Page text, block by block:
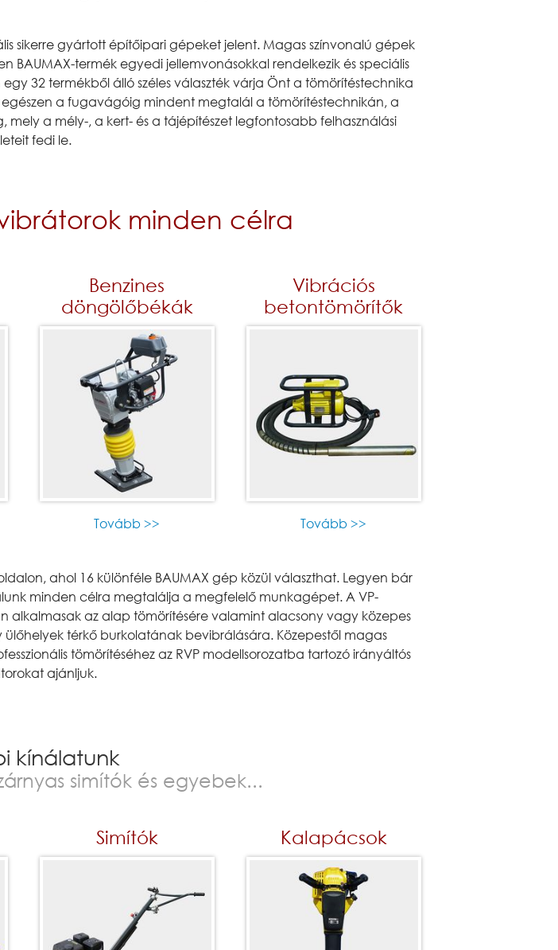
sikerre gyártott építőipari gépeket jelent. Magas színvonalú gépek
BAUMAX-termék egyedi jellemvonásokkal rendelkezik és speciális
32 termékből álló széles választék várja Önt a tömörítéstechnika
a fugavágóig mindent megtalál a tömörítéstechnikán, a
a mély-, a kert- és a tájépítészet legfontosabb felhasználási
fedi le.
minden célra
Benzines
döngölőbékák
Tovább >>
Vibrációs
betontömörítők
Tovább >>
ahol 16 különféle BAUMAX gép közül választhat. Legyen bár
minden célra megtalálja a megfelelő munkagépet. A VP-
az alap tömörítésére valamint alacsony vagy közepes
térkő burkolatának bevibrálására. Közepestől magas
tömörítéséhez az RVP modellsorozatba tartozó irányáltós
ajánljuk.
kínálatunk
simítók és egyebek...
Simítók Kalapácsok